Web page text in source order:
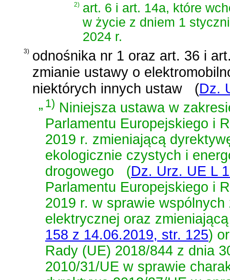
2) art. 6 i art. 14a, które
w życie z dniem 1
2024 r.
3) odnośnika nr 1 oraz art. 36 i
zmianie ustawy o
niektórych innych ustaw
(Dz.
„1) Niniejsza ustawa w
Parlamentu Europejskiego i
2019 r. zmieniającą
ekologicznie czystych i
drogowego
(Dz. Urz. UE L
Parlamentu Europejskiego i
2019 r. w sprawie
elektrycznej oraz
158 z 14.06.2019, str. 125)
Rady (UE) 2018/844 z dnia
2010/31/UE w sprawie